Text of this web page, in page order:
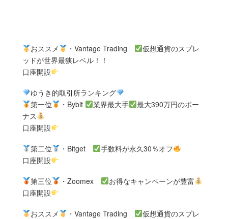
おススメ ・Vantage Trading
仮想通貨のスプレ
ッドが世界最狭レベル！！
口座開設
ゆうき的取引所ランキング
第一位
・Bybit 業界最大手
最大390万円のボー
ナス
口座開設
第二位 ・Bitget
手数料が永久30％オフ
口座開設
第三位 ・Zoomex
お得なキャンペーンが豊富
口座開設
おススメ ・Vantage Trading
仮想通貨のスプレ